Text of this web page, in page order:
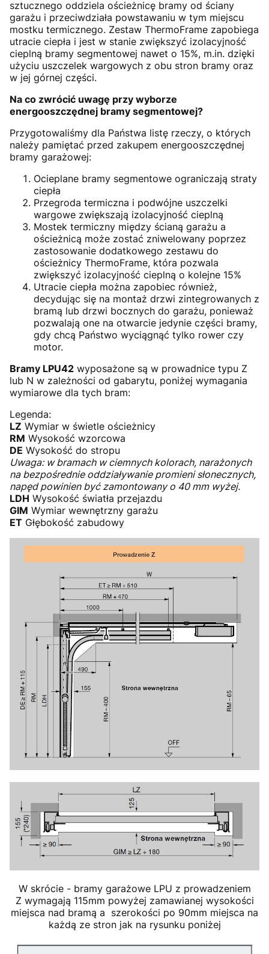
sztucznego oddziela ościeżnicę bramy od ściany
garażu i przeciwdziała powstawaniu w tym miejscu
mostku termicznego. Zestaw ThermoFrame zapobiega
utracie ciepła i jest w stanie zwiększyć izolacyjność
cieplną bramy segmentowej nawet o 15%, m.in. dzięki
użyciu uszczelek wargowych z obu stron bramy oraz
w jej górnej części.
Na co zwrócić uwagę przy wyborze
energooszczędnej bramy segmentowej?
Przygotowaliśmy dla Państwa listę rzeczy, o których
należy pamiętać przed zakupem energooszczędnej
bramy garażowej:
Ocieplane bramy segmentowe ograniczają straty
ciepła
Przegroda termiczna i podwójne uszczelki
wargowe zwiększają izolacyjność cieplną
Mostek termiczny między ścianą garażu a
ościeżnicą może zostać zniwelowany poprzez
zastosowanie dodatkowego zestawu do
ościeżnicy ThermoFrame, która pozwala
zwiększyć izolacyjność cieplną o kolejne 15%
Utracie ciepła można zapobiec również,
decydując się na montaż drzwi zintegrowanych z
bramą lub drzwi bocznych do garażu, ponieważ
pozwalają one na otwarcie jedynie części bramy,
gdy chcą Państwo wyciągnąć tylko rower czy
motor.
Bramy LPU42 wyposażone są w prowadnice typu Z
lub N w zależności od gabarytu, poniżej wymagania
wymiarowe dla tych bram:
Legenda:
LZ Wymiar w świetle ościeżnicy
RM Wysokość wzorcowa
DE Wysokość do stropu
Uwaga: w bramach w ciemnych kolorach, narażonych
na bezpośrednie oddziaływanie promieni słonecznych,
napęd powinien być zamontowany o 40 mm wyżej.
LDH Wysokość światła przejazdu
GIM Wymiar wewnętrzny garażu
ET Głębokość zabudowy
W skrócie - bramy garażowe LPU z prowadzeniem
Z wymagają 115mm powyżej zamawianej wysokości
miejsca nad bramą a szerokości po 90mm miejsca na
każdą ze stron jak na rysunku poniżej